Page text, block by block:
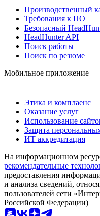
Производственный
Требования к ПО
Безопасный
HeadHunter API
Поиск работы
Поиск по резюме
Мобильное приложение
Этика и комплаенс
Оказание услуг
Использование
Защита
ИТ аккредитация
На информационном
рекомендательные
предоставления
и анализа сведений,
пользователей сети
Российской Федерации)